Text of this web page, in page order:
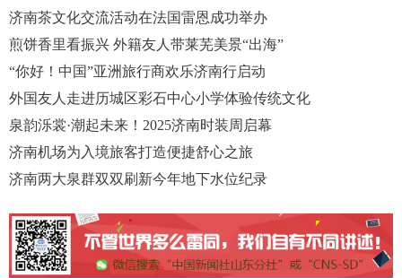
济南茶文化交流活动在法国雷恩成功举办
煎饼香里看振兴 外籍友人带莱芜美景“出海”
“你好！中国”亚洲旅行商欢乐济南行启动
外国友人走进历城区彩石中心小学体验传统文化
泉韵泺裳·潮起未来！2025济南时装周启幕
济南机场为入境旅客打造便捷舒心之旅
济南两大泉群双双刷新今年地下水位纪录